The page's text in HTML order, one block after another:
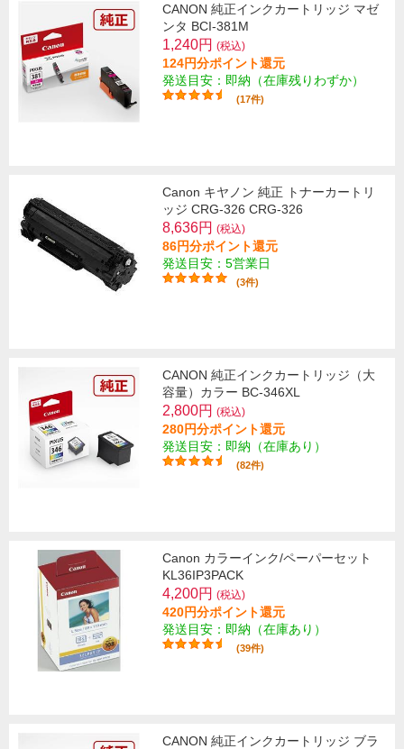
CANON 純正インクカートリッジ マゼ
ンタ BCI-381M
1,240円 (税込)
124円分ポイント還元
発送目安：即納（在庫残りわずか）
(17件)
Canon キヤノン 純正 トナーカートリ
ッジ CRG-326 CRG-326
8,636円 (税込)
86円分ポイント還元
発送目安：5営業日
(3件)
CANON 純正インクカートリッジ（大
容量）カラー BC-346XL
2,800円 (税込)
280円分ポイント還元
発送目安：即納（在庫あり）
(82件)
Canon カラーインク/ペーパーセット
KL36IP3PACK
4,200円 (税込)
420円分ポイント還元
発送目安：即納（在庫あり）
(39件)
CANON 純正インクカートリッジ ブラ